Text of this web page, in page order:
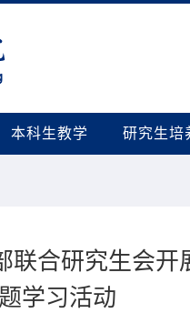
本科生教学 研究生培
合研究生会开
题学习活动